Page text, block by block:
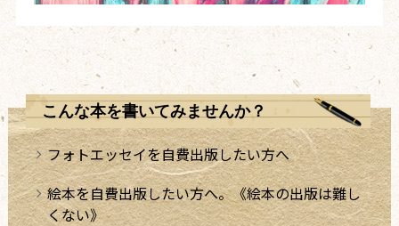
こんな本を書いてみませんか？
フォトエッセイを自費出版したい方へ
絵本を自費出版したい方へ。《絵本の出版は難し
くない》